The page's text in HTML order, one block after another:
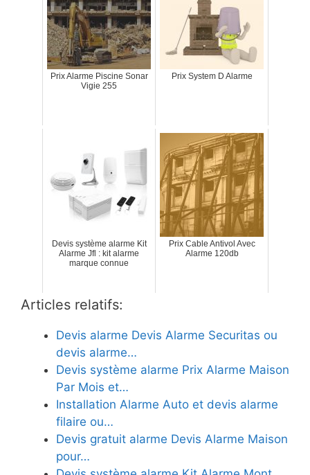
Prix Alarme Piscine Sonar
Vigie 255
Prix System D Alarme
Devis système alarme Kit
Alarme Jfl : kit alarme
marque connue
Prix Cable Antivol Avec
Alarme 120db
Articles relatifs:
Devis alarme Devis Alarme Securitas ou
devis alarme…
Devis système alarme Prix Alarme Maison
Par Mois et…
Installation Alarme Auto et devis alarme
filaire ou…
Devis gratuit alarme Devis Alarme Maison
pour…